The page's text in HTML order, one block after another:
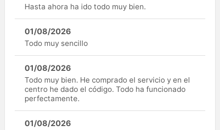
Hasta ahora ha ido todo muy bien.
01/08/2026
Todo muy sencillo
01/08/2026
Todo muy bien. He comprado el servicio y en el
centro he dado el código. Todo ha funcionado
perfectamente.
01/08/2026